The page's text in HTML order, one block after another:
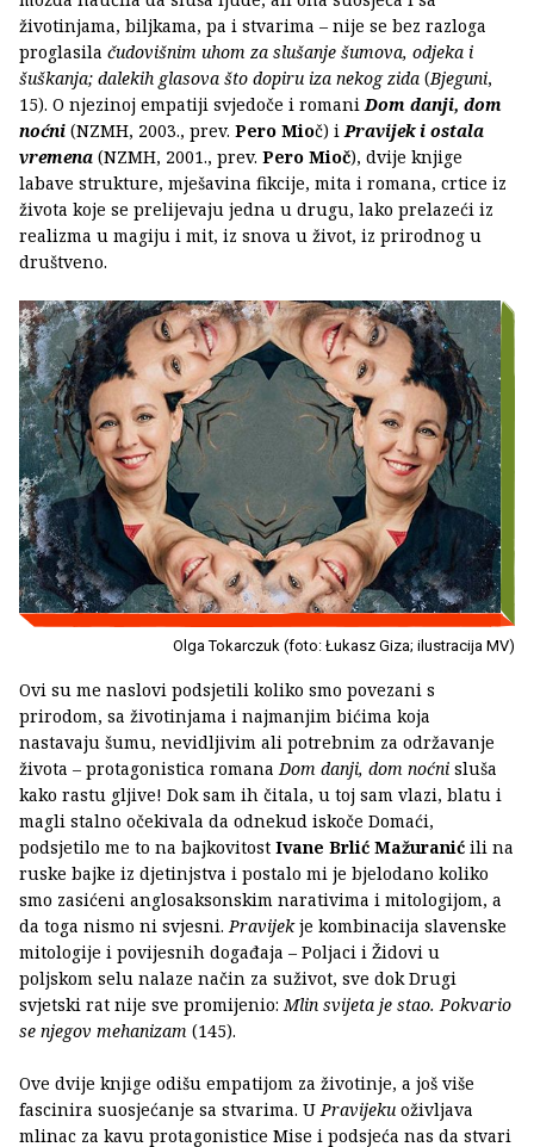
životinjama, biljkama, pa i stvarima – nije se bez razloga
proglasila čudovišnim uhom za slušanje šumova, odjeka i
šuškanja; dalekih glasova što dopiru iza nekog zida (Bjeguni,
15). O njezinoj empatiji svjedoče i romaniDom danji, dom
noćni (NZMH, 2003., prev. Pero Mioč) iPravijek i ostala
vremena (NZMH, 2001., prev. Pero Mioč), dvije knjige
labave strukture, mješavina fikcije, mita i romana, crtice iz
života koje se prelijevaju jedna u drugu, lako prelazeći iz
realizma u magiju i mit, iz snova u život, iz prirodnog u
društveno.
Olga Tokarczuk (foto: Łukasz Giza; ilustracija MV)
Ovi su me naslovi podsjetili koliko smo povezani s
prirodom, sa životinjama i najmanjim bićima koja
nastavaju šumu, nevidljivim ali potrebnim za održavanje
života – protagonistica romanaDom danji, dom noćni sluša
kako rastu gljive! Dok sam ih čitala, u toj sam vlazi, blatu i
magli stalno očekivala da odnekud iskoče Domaći,
podsjetilo me to na bajkovitost Ivane Brlić Mažuranić ili na
ruske bajke iz djetinjstva i postalo mi je bjelodano koliko
smo zasićeni anglosaksonskim narativima i mitologijom, a
da toga nismo ni svjesni.Pravijekje kombinacija slavenske
mitologije i povijesnih događaja – Poljaci i Židovi u
poljskom selu nalaze način za suživot, sve dok Drugi
svjetski rat nije sve promijenio:Mlin svijeta je stao. Pokvario
se njegov mehanizam (145).
Ove dvije knjige odišu empatijom za životinje, a još više
fascinira suosjećanje sa stvarima. UPravijeku oživljava
mlinac za kavu protagonistice Mise i podsjeća nas da stvari